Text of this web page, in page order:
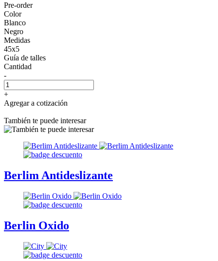
Pre-order
Color
Blanco
Negro
Medidas
45x5
Guía de talles
Cantidad
-
+
Agregar a cotización
También te puede interesar
Berlim Antideslizante
Berlin Oxido